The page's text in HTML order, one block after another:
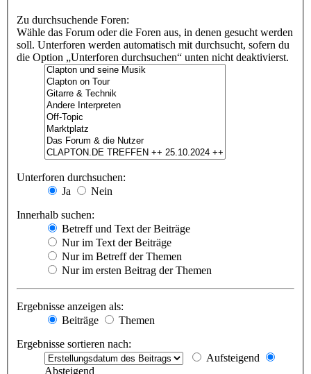
Zu durchsuchende Foren:
Wähle das Forum oder die Foren aus, in denen gesucht werden
soll. Unterforen werden automatisch mit durchsucht, sofern du
die Option „Unterforen durchsuchen“ unten nicht deaktivierst.
Unterforen durchsuchen:
Ja
Nein
Innerhalb suchen:
Betreff und Text der Beiträge
Nur im Text der Beiträge
Nur im Betreff der Themen
Nur im ersten Beitrag der Themen
Ergebnisse anzeigen als:
Beiträge
Themen
Ergebnisse sortieren nach:
Aufsteigend
Absteigend